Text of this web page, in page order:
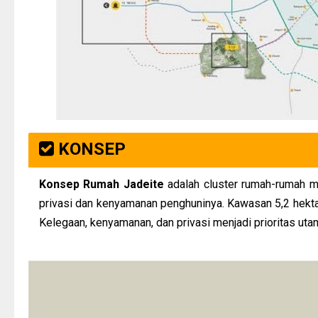
KONSEP
Konsep Rumah Jadeite adalah cluster rumah-rumah
privasi dan kenyamanan penghuninya. Kawasan 5,2
Kelegaan, kenyamanan, dan privasi menjadi prioritas